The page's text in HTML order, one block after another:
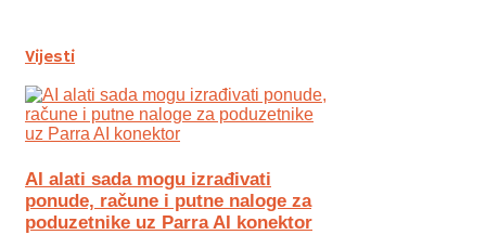
Vijesti
AI alati sada mogu izrađivati
ponude, račune i putne naloge za
poduzetnike uz Parra AI konektor